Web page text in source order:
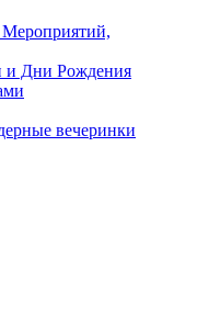
и Дни Рождения
вечеринки